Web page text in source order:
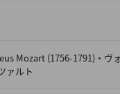
Mozart (1756-1791)・ヴ
ァルト